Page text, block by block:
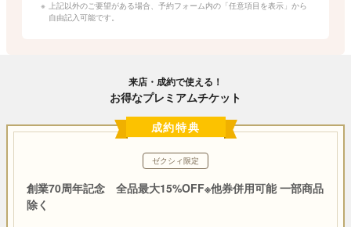
上記以外のご要望がある場合、予約フォーム内の「任意項目を表示」から
自由記入可能です。
来店・成約で使える！
お得なプレミアムチケット
成約特典
ゼクシィ限定
創業70周年記念 全品最大15%OFF※他券併用可能 一部商品
除く